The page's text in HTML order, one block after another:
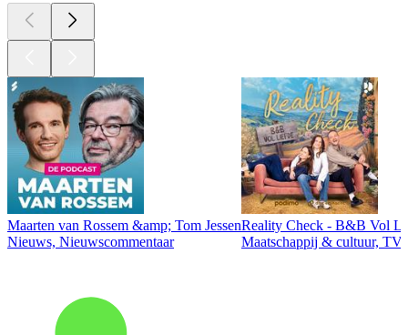
Maarten van Rossem &amp; Tom Jessen
Nieuws, Nieuwscommentaar
Reality Check - B&B Vol
Maatschappij & cultuur,